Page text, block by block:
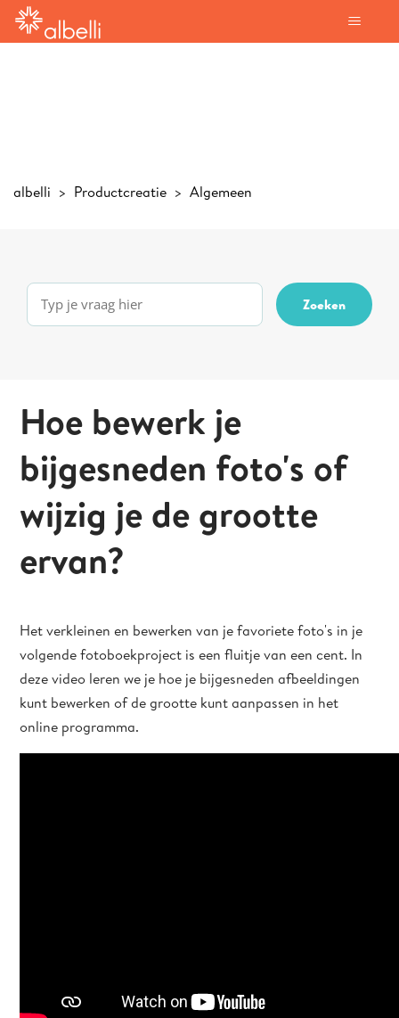
albelli Productcreatie Algemeen
Hoe bewerk je
bijgesneden foto's of
wijzig je de grootte
ervan?
Het verkleinen en bewerken van je favoriete foto's in je
volgende fotoboekproject is een fluitje van een cent. In
deze video leren we je hoe je bijgesneden afbeeldingen
kunt bewerken of de grootte kunt aanpassen in het
online programma.